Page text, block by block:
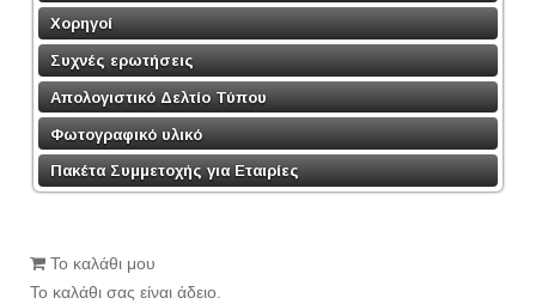
Χορηγοί
Συχνές ερωτήσεις
Απολογιστικό Δελτίο Τύπου
Φωτογραφικό υλικό
Πακέτα Συμμετοχής για Εταιρίες
Το καλάθι μου
Το καλάθι σας είναι άδειο.